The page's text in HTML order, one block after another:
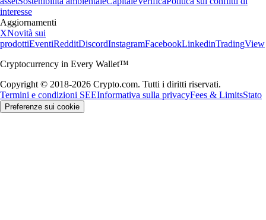
interesse
Aggiornamenti
XNovità sui
prodottiEventiRedditDiscordInstagramFacebookLinkedinTradingView
Cryptocurrency in Every Wallet™
Copyright © 2018-2026 Crypto.com. Tutti i diritti riservati.
Termini e condizioni SEEInformativa sulla privacyFees & LimitsStato
Preferenze sui cookie